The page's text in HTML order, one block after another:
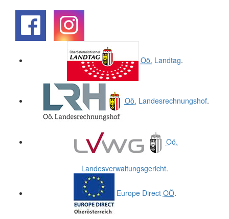
Oö. Landtag.
Oö. Landesrechnungshof.
Oö.
Landesverwaltungsgericht.
Europe Direct OÖ.